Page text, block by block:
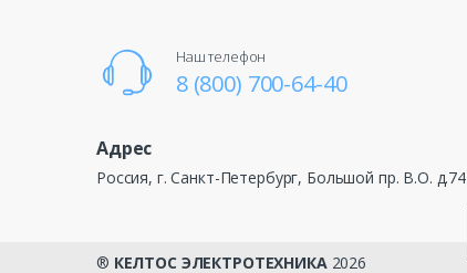
Наш телефон
8 (800) 700-64-40
Адрес
Россия, г. Санкт-Петербург, Большой пр. В.О. д.74
® КЕЛТОС ЭЛЕКТРОТЕХНИКА2026